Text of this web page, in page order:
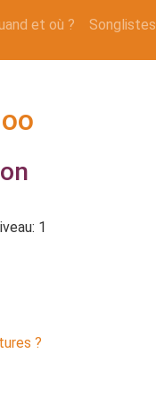
et où ? Songlistes
1
?